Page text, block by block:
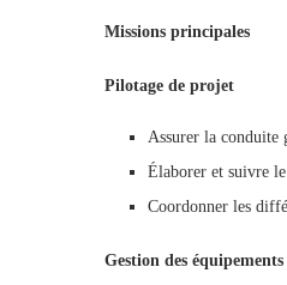
Missions principales
Pilotage de projet
Assurer la conduite
Élaborer et suivre le
Coordonner les
Gestion des équipements